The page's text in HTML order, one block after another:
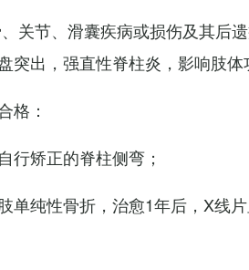
关节、滑囊疾病或损伤及其后
突出，强直性脊柱炎，影响肢体
格：
行矫正的脊柱侧弯；
肢单纯性骨折，治愈1年后，X线